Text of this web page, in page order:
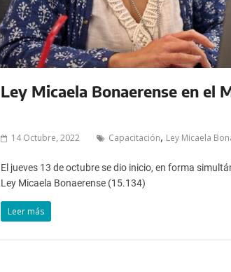
Ley Micaela Bonaerense en el
14 Octubre, 2022 Capacitación, Ley Micaela
El jueves 13 de octubre se dio inicio, en forma
Ley Micaela Bonaerense (15.134)
Leer más